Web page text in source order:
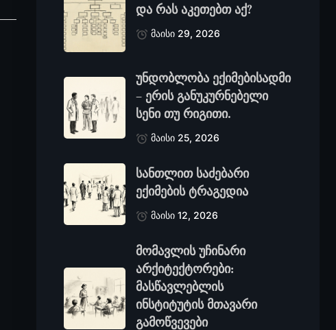
და რას აკეთებთ აქ?
მაისი 29, 2026
უნდობლობა ექიმებისადმი
– ერის განუკურნებელი
სენი თუ რიგითი.
მაისი 25, 2026
სანთლით საძებარი
ექიმების ტრაგედია
მაისი 12, 2026
მომავლის უჩინარი
არქიტექტორები:
მასწავლებლის
ინსტიტუტის მთავარი
გამოწვევები